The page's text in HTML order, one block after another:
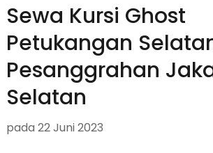
Sewa Kursi Ghost
Petukangan
Pesanggrahan
Selatan
pada 22 Juni 2023